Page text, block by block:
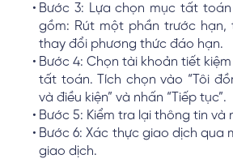
Bước 3: Lựa chọn mục tất
gồm: Rút một phần trước
thay đổi phương thức đáo hạn.
Bước 4: Chọn tài khoản tiết
tất toán. Tích chọn vào “Tôi
và điều kiện” và nhấn “Tiếp tục”.
Bước 5: Kiểm tra lại thông tin và
Bước 6: Xác thực giao dịch qua
giao dịch.